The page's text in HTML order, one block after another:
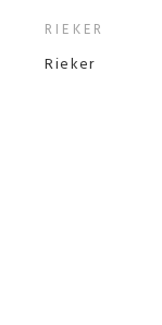
RIEKER
Rieker